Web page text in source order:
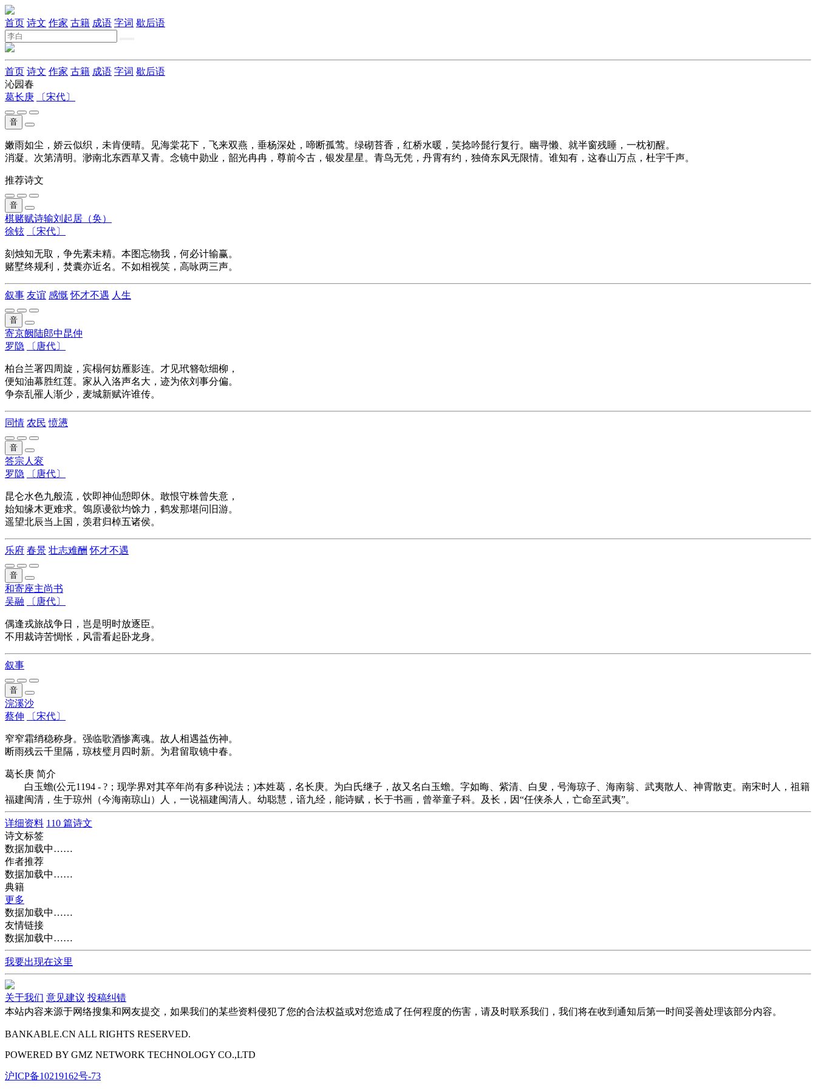
首页 诗文 作家 古籍 成语 字词 歇后语
首页 诗文 作家 古籍 成语 字词 歇后语
沁园春
葛长庚
〔宋代〕
音
嫩雨如尘，娇云似织，未肯便晴。见海棠花下，飞来双燕，垂杨深处，啼断孤莺。绿砌苔香，红桥水暖，笑捻吟髭行复行。幽寻懒、就半窗残睡，一枕初醒。
消凝。次第清明。渺南北东西草又青。念镜中勋业，韶光冉冉，尊前今古，银发星星。青鸟无凭，丹霄有约，独倚东风无限情。谁知有，这春山万点，杜宇千声。
推荐诗文
音
棋赌赋诗输刘起居（奂）
徐铉
〔宋代〕
刻烛知无取，争先素未精。本图忘物我，何必计输赢。
赌墅终规利，焚囊亦近名。不如相视笑，高咏两三声。
叙事 友谊 感慨 怀才不遇 人生
音
寄京阙陆郎中昆仲
罗隐
〔唐代〕
柏台兰署四周旋，宾榻何妨雁影连。才见玳簪欹细柳，
便知油幕胜红莲。家从入洛声名大，迹为依刘事分偏。
争奈乱罹人渐少，麦城新赋许谁传。
同情 农民 愤懑
音
答宗人衮
罗隐
〔唐代〕
昆仑水色九般流，饮即神仙憩即休。敢恨守株曾失意，
始知缘木更难求。鴒原谩欲均馀力，鹤发那堪问旧游。
遥望北辰当上国，羡君归棹五诸侯。
乐府 春景 壮志难酬 怀才不遇
音
和寄座主尚书
吴融
〔唐代〕
偶逢戎旅战争日，岂是明时放逐臣。
不用裁诗苦惆怅，风雷看起卧龙身。
叙事
音
浣溪沙
蔡伸
〔宋代〕
窄窄霜绡稳称身。强临歌酒惨离魂。故人相遇益伤神。
断雨残云千里隔，琼枝璧月四时新。为君留取镜中春。
葛长庚 简介
白玉蟾(公元1194 - ?；现学界对其卒年尚有多种说法；)本姓葛，名长庚。为白氏继子，故又名白玉蟾。字如晦、紫清、白叟，号海琼子、海南翁、武夷散人、神霄散吏。南宋时人，祖籍
福建闽清，生于琼州（今海南琼山）人，一说福建闽清人。幼聪慧，谙九经，能诗赋，长于书画，曾举童子科。及长，因“任侠杀人，亡命至武夷”。
详细资料 110 篇诗文
诗文标签
数据加载中……
作者推荐
数据加载中……
典籍
更多
数据加载中……
友情链接
数据加载中……
我要出现在这里
关于我们 意见建议 投稿纠错
本站内容来源于网络搜集和网友提交，如果我们的某些资料侵犯了您的合法权益或对您造成了任何程度的伤害，请及时联系我们，我们将在收到通知后第一时间妥善处理该部分内容。
BANKABLE.CN ALL RIGHTS RESERVED.
POWERED BY GMZ NETWORK TECHNOLOGY CO.,LTD
沪ICP备10219162号-73